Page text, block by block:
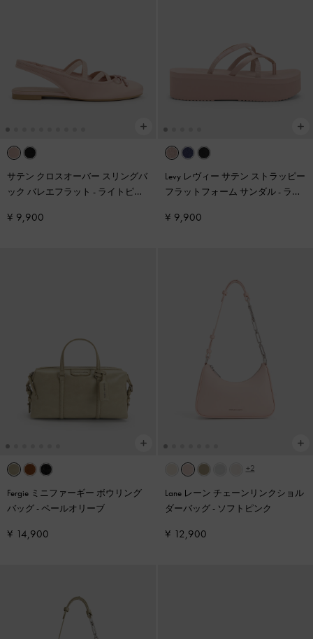
サテン クロスオーバー スリングバ
ック バレエフラット - ライトピン
¥ 9,900
Levy レヴィー サテン ストラッピー
フラットフォーム サンダル- ライ
¥ 9,900
Fergie ミニファーギー ボウリング
バッグ- ペールオリーブ
¥ 14,900
+2
Lane レーン チェーンリンクショル
ダーバッグ- ソフトピンク
¥ 12,900